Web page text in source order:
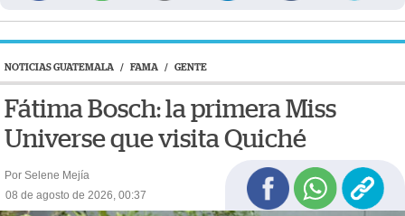
NOTICIAS GUATEMALA / FAMA / GENTE
Fátima Bosch: la primera Miss
Universe que visita Quiché
Por Selene Mejía
08 de agosto de 2026, 00:37